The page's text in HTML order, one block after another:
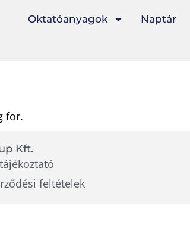
Oktatóanyagok Naptár
for.
Kft.
feltételek